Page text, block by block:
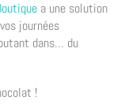
a une solution
journées
dans… du
!